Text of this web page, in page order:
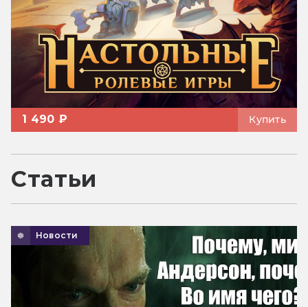
1 490 ₽ Купить
Статьи
Новости